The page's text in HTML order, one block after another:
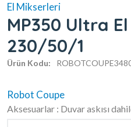
El Mikserleri
MP350 Ultra
230/50/1
Ürün Kodu:
Robot Coupe
Aksesuarlar : Duvar askısı